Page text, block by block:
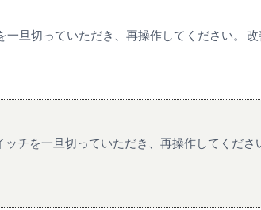
旦切っていただき、再操作してください。
チを一旦切っていただき、再操作してくだ